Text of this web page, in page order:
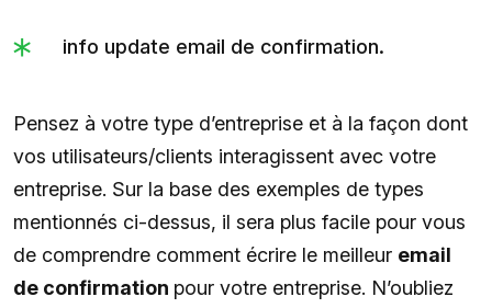
info update email de confirmation.
Pensez à votre type d’entreprise et à la façon dont
vos utilisateurs/clients interagissent avec votre
entreprise. Sur la base des exemples de types
mentionnés ci-dessus, il sera plus facile pour vous
de comprendre comment écrire le meilleur email
de confirmation pour votre entreprise. N’oubliez